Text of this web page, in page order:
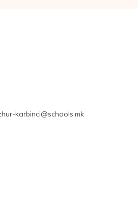
karbinci@schools.mk